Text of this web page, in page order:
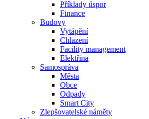
Příklady úspor
Finance
Budovy
Vytápění
Chlazení
Facility management
Elektřina
Samospráva
Města
Obce
Odpady
Smart City
Zlepšovatelské náměty